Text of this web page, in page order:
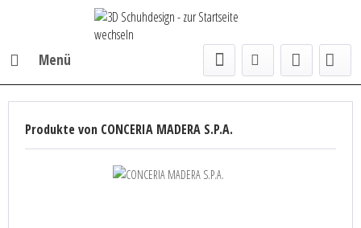
Menü
Produkte von CONCERIA MADERA S.P.A.